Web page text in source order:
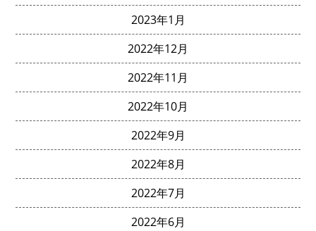
2023年1月
2022年12月
2022年11月
2022年10月
2022年9月
2022年8月
2022年7月
2022年6月